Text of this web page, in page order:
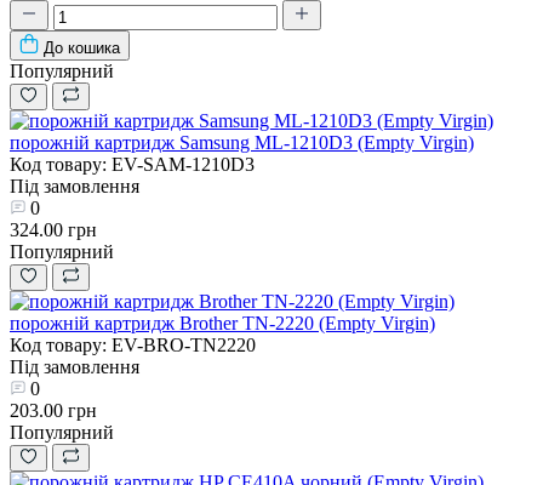
До кошика
Популярний
порожній картридж Samsung ML-1210D3 (Empty Virgin)
Код товару: EV-SAM-1210D3
Під замовлення
0
324.00 грн
Популярний
порожній картридж Brother TN-2220 (Empty Virgin)
Код товару: EV-BRO-TN2220
Під замовлення
0
203.00 грн
Популярний